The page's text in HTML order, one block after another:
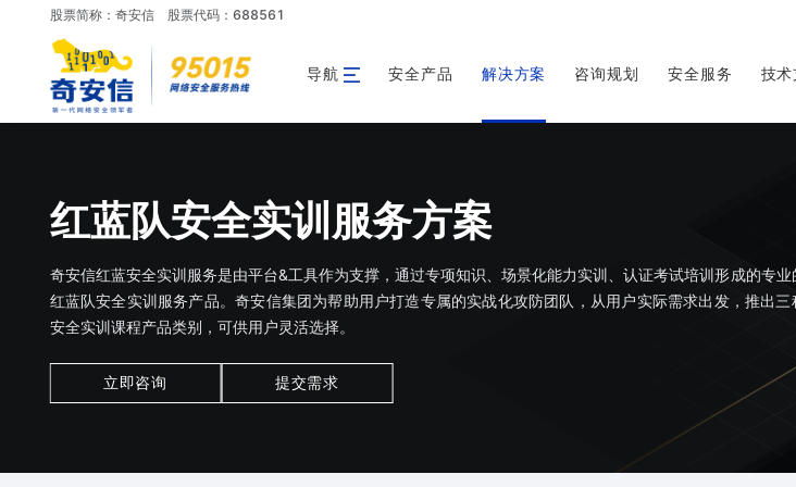
股票简称：奇安信 股票代码：688561
导航 安全产品 解决方案 咨询规划 安全服务 技术
红蓝队安全实训服务方案
奇安信红蓝安全实训服务是由平台&工具作为支撑，通过专项知识、场景化能力实训、认证考试培训形成的专业
红蓝队安全实训服务产品。奇安信集团为帮助用户打造专属的实战化攻防团队，从用户实际需求出发，推出三
安全实训课程产品类别，可供用户灵活选择。
立即咨询 提交需求